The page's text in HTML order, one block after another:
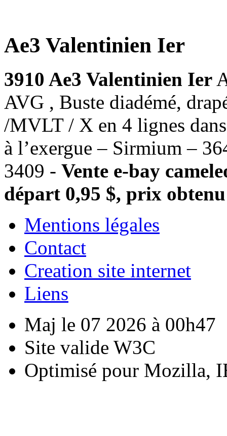
Ae3 Valentinien Ier
3910 Ae3 Valentinien Ier
AVG , Buste diadémé,
/MVLT / X en 4 lignes
à l’exergue – Sirmium –
3409 - Vente e-bay
départ 0,95 $, prix
Mentions légales
Contact
Creation site internet
Liens
Maj le 07 2026 à 00h47
Site valide W3C
Optimisé pour Mozilla,